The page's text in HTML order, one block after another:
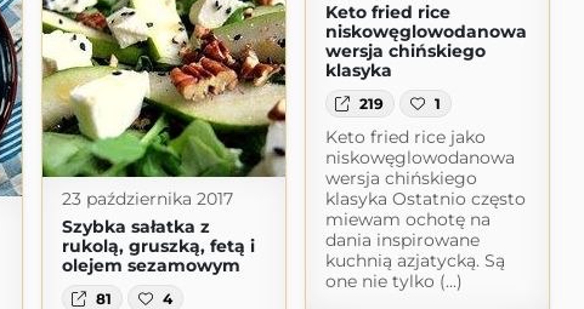
Keto fried rice
niskowęglowodanowa
wersja chińskiego
klasyka
219 1
Keto fried rice jako
niskowęglowodanowa
wersja chińskiego
klasyka Ostatnio często
miewam ochotę na
dania inspirowane
kuchnią azjatycką. Są
one nie tylko (...)
23 października 2017
Szybka sałatka z
rukolą, gruszką, fetą i
olejem sezamowym
81 4